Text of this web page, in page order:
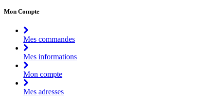
Mon Compte
Mes commandes
Mes informations
Mon compte
Mes adresses